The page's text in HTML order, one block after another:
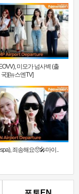
미모가 넘사벽 (출
국)[뉴스엔TV]
죄송해요🥺🎤마이..